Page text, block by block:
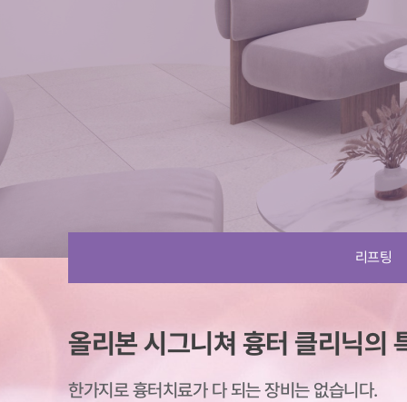
리프팅
올리본 시그니쳐 흉터 클리닉의
한가지로 흉터치료가 다 되는 장비는 없습니다.